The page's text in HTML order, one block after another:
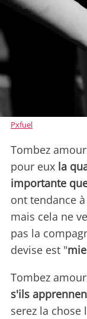
Pxfuel
Tombez
pour eux la
importante
ont tendance
mais cela ne
pas la
devise est "
Tombez
s'ils
serez la